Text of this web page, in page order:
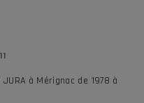
à Mérignac de 1978 à